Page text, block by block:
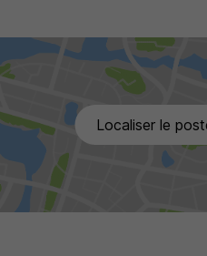
Localiser le